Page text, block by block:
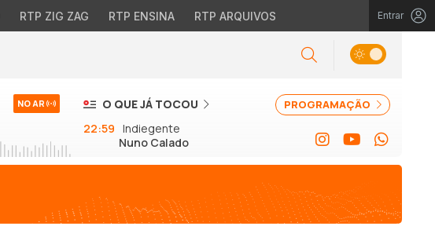
RTP ZIG ZAG RTP ENSINA RTP ARQUIVOS Entrar
NO AR PROGRAMAÇÃO
O QUE JÁ TOCOU
22:59 Indiegente
Nuno Calado